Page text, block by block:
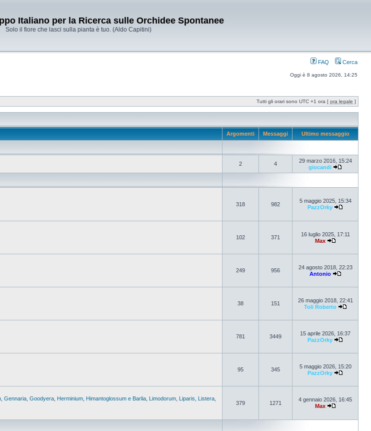
Italiano per la Ricerca sulle Orchidee Spontanee
Solo il fiore che lasci sulla pianta è tuo. (Aldo Capitini)
FAQ Cerca
Oggi è 8 agosto 2026, 14:25
Tutti gli orari sono UTC +1 ora [ ora legale ]
Argomenti Messaggi Ultimo messaggio
2 4
29 marzo 2016, 15:24
giocandi
318 982
5 maggio 2025, 15:34
PazzOrky
102 371
16 luglio 2025, 17:11
Max
249 956
24 agosto 2018, 22:23
Antonio
38 151
26 maggio 2018, 22:41
Toli Roberto
781 3449
15 aprile 2026, 16:37
PazzOrky
95 345
5 maggio 2026, 15:20
PazzOrky
Gennaria Goodyera Herminium Himantoglossum e Barlia Limodorum Liparis Listera
379 1271
4 gennaio 2026, 16:45
Max